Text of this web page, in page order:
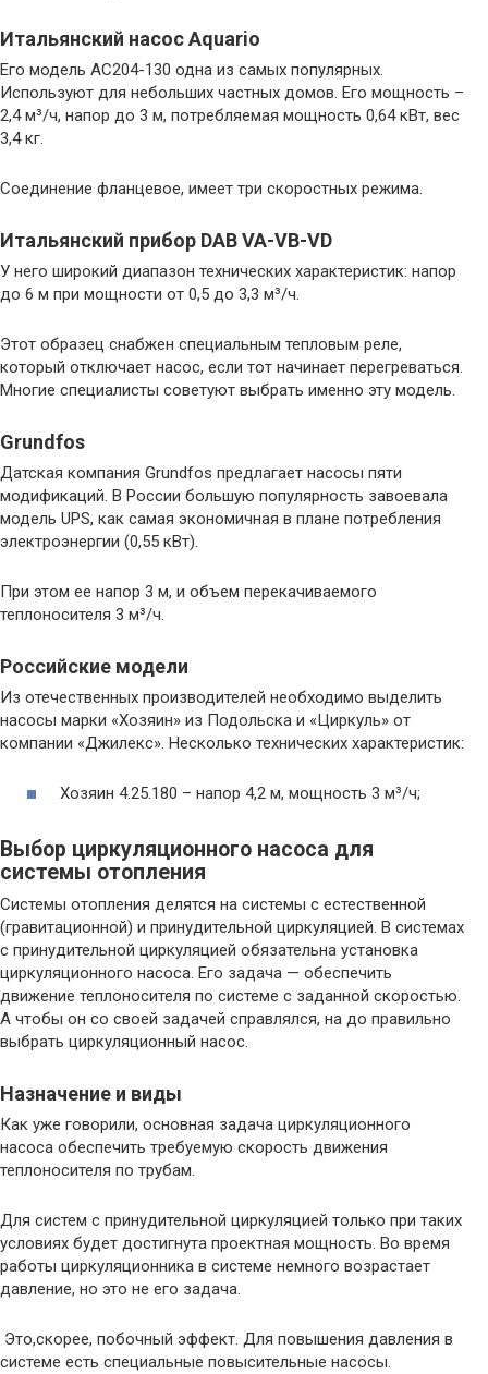
Итальянский насос Aquario
Его модель AC204-130 одна из самых популярных.
Используют для небольших частных домов. Его мощность –
2,4 м³/ч, напор до 3 м, потребляемая мощность 0,64 кВт, вес
3,4 кг.
Соединение фланцевое, имеет три скоростных режима.
Итальянский прибор DAB VA-VB-VD
У него широкий диапазон технических характеристик: напор
до 6 м при мощности от 0,5 до 3,3 м³/ч.
Этот образец снабжен специальным тепловым реле,
который отключает насос, если тот начинает перегреваться.
Многие специалисты советуют выбрать именно эту модель.
Grundfos
Датская компания Grundfos предлагает насосы пяти
модификаций. В России большую популярность завоевала
модель UPS, как самая экономичная в плане потребления
электроэнергии (0,55 кВт).
При этом ее напор 3 м, и объем перекачиваемого
теплоносителя 3 м³/ч.
Российские модели
Из отечественных производителей необходимо выделить
насосы марки «Хозяин» из Подольска и «Циркуль» от
компании «Джилекс». Несколько технических характеристик:
Хозяин 4.25.180 – напор 4,2 м, мощность 3 м³/ч;
Выбор циркуляционного насоса для
системы отопления
Системы отопления делятся на системы с естественной
(гравитационной) и принудительной циркуляцией. В системах
с принудительной циркуляцией обязательна установка
циркуляционного насоса. Его задача — обеспечить
движение теплоносителя по системе с заданной скоростью.
А чтобы он со своей задачей справлялся, на до правильно
выбрать циркуляционный насос.
Назначение и виды
Как уже говорили, основная задача циркуляционного
насоса обеспечить требуемую скорость движения
теплоносителя по трубам.
Для систем с принудительной циркуляцией только при таких
условиях будет достигнута проектная мощность. Во время
работы циркуляционника в системе немного возрастает
давление, но это не его задача.
Это,скорее, побочный эффект. Для повышения давления в
системе есть специальные повысительные насосы.